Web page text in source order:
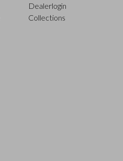
Dealerlogin
Collections